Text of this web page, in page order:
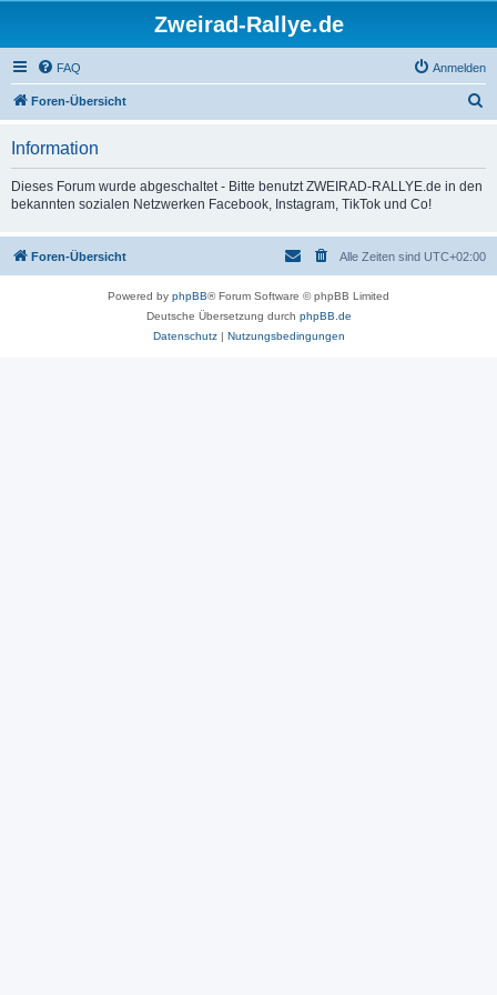
Zweirad-Rallye.de
FAQ Anmelden
Foren-Übersicht
Information
Dieses Forum wurde abgeschaltet - Bitte benutzt ZWEIRAD-RALLYE.de in den
bekannten sozialen Netzwerken Facebook, Instagram, TikTok und Co!
Foren-Übersicht Alle Zeiten sind UTC+02:00
Powered by phpBB® Forum Software © phpBB Limited
Deutsche Übersetzung durch phpBB.de
Datenschutz| Nutzungsbedingungen